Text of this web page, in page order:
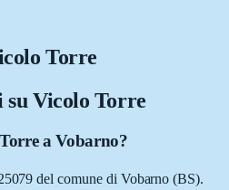
Torre
su Vicolo Torre
a Vobarno?
del comune di Vobarno (BS).